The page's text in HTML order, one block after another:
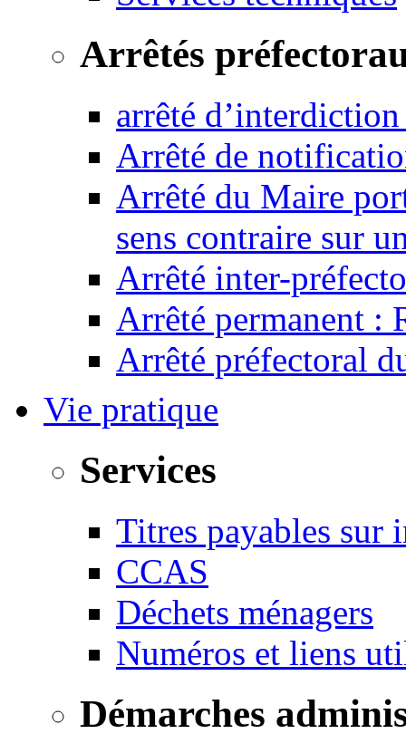
Arrêtés
arrêté
Arrêté de
Arrêté du Maire
sens contraire sur
Arrêté inter-
Arrêté permanent :
Arrêté préfectoral
Vie pratique
Services
Titres payables sur
CCAS
Déchets ménagers
Numéros et liens
Démarches